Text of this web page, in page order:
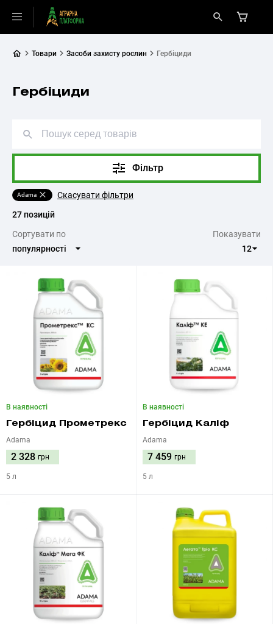
Товари Засоби захисту рослин Гербіциди
Гербіциди
Adama Скасувати фільтри
Фільтр
27 позицій
Cортувати по
Показувати
В наявності
Гербіцид Прометрекс
Adama
2 328 грн
5 л
В наявності
Гербіцид Каліф
Adama
7 459 грн
5 л